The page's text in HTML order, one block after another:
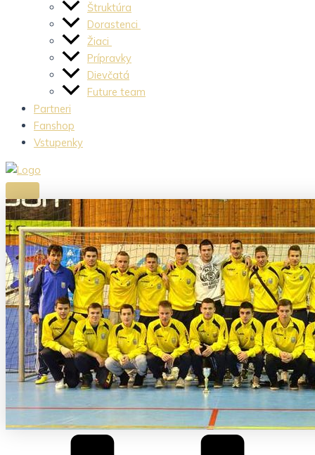
Štruktúra
Dorastenci
Žiaci
Prípravky
Dievčatá
Future team
Partneri
Fanshop
Vstupenky